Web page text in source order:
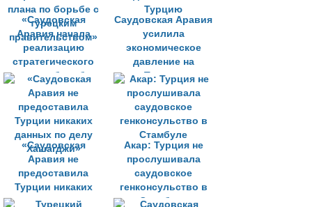
«Саудовская
Аравия начала
реализацию
стратегического
плана по борьбе с
турецким
правительством»
Саудовская Аравия
усилила
экономическое
давление на
Турцию
«Саудовская
Аравия не
предоставила
Турции никаких
данных по делу
Акар: Турция не
прослушивала
саудовское
генконсульство в
Стамбуле